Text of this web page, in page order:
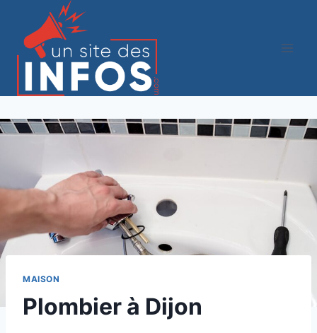
contenu
MAISON
Plombier à Dijon